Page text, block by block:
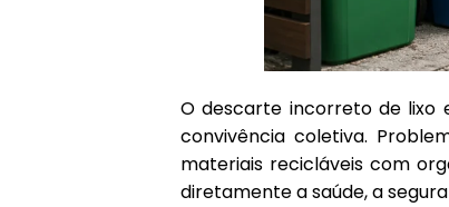
O descarte incorreto de lixo
convivência coletiva.
materiais recicláveis com
diretamente a saúde, a